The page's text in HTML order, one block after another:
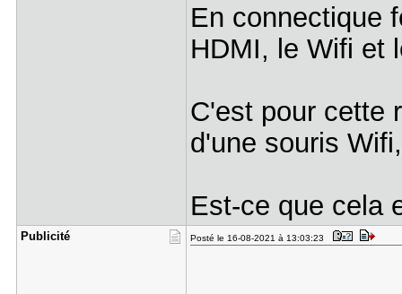
En connectique
HDMI, le Wifi et
C'est pour cette
d'une souris
Est-ce que cela
Publicité Posté le 16-08-2021 à 13:03:23